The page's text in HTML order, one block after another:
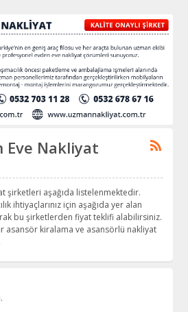
Eve Nakliyat
şirketleri aşağıda listelenmektedir.
ihtiyaçlarınız için aşağıda yer alan
bu şirketlerden fiyat teklifi alabilirsiniz.
asansör kiralama ve asansörlü nakliyat